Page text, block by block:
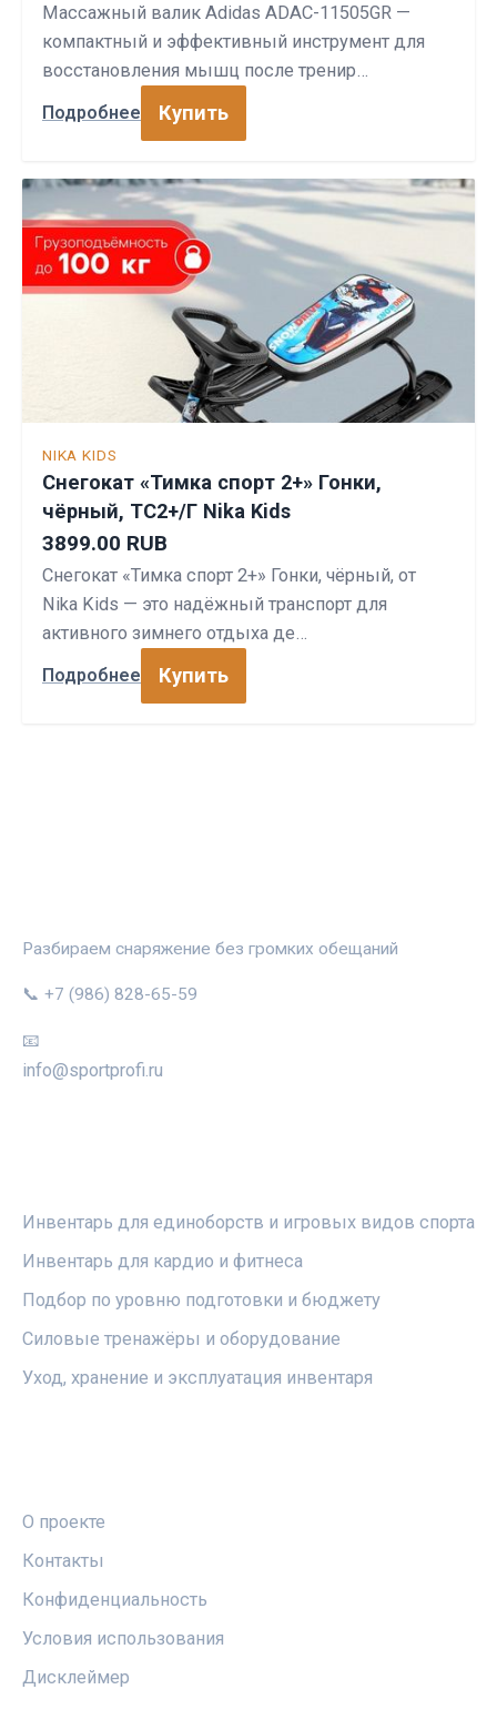
Массажный валик Adidas ADAC-11505GR —
компактный и эффективный инструмент для
восстановления мышц после тренир…
Подробнее Купить
NIKA KIDS
Снегокат «Тимка спорт 2+» Гонки,
чёрный, ТС2+/Г Nika Kids
3899.00 RUB
Снегокат «Тимка спорт 2+» Гонки, чёрный, от
Nika Kids — это надёжный транспорт для
активного зимнего отдыха де…
Подробнее Купить
Разбираем снаряжение без громких обещаний
📞 +7 (986) 828-65-59
📧
info@sportprofi.ru
Инвентарь для единоборств и игровых видов спорта
Инвентарь для кардио и фитнеса
Подбор по уровню подготовки и бюджету
Силовые тренажёры и оборудование
Уход, хранение и эксплуатация инвентаря
О проекте
Контакты
Конфиденциальность
Условия использования
Дисклеймер